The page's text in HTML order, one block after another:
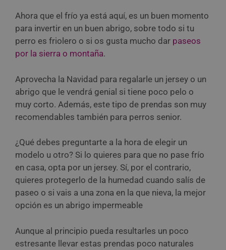
Ahora que el frío ya está aquí, es un buen momento
para invertir en un buen abrigo, sobre todo si tu
perro es friolero o si os gusta mucho dar paseos
por la sierra o montaña.
Aprovecha la Navidad para regalarle un jersey o un
abrigo que le vendrá genial si tiene poco pelo o
muy corto. Además, este tipo de prendas son muy
recomendables también para perros senior.
¿Qué debes preguntarte a la hora de elegir un
modelo u otro? Si lo quieres para que no pase frío
en casa, opta por un jersey. Sí, por el contrario,
quieres protegerlo de la humedad cuando salís de
paseo o si vais a una zona en la que nieva, la mejor
opción es un abrigo impermeable
Aunque al principio pueda resultarles un poco
estresante llevar estas prendas poco naturales